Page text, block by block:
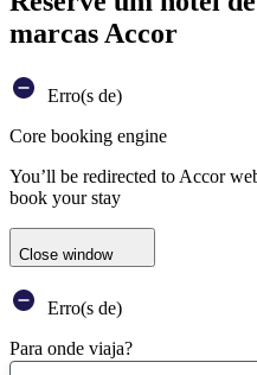
marcas Accor
Erro(s de)
Core booking engine
You’ll be redirected to Accor
book your stay
Close window
Erro(s de)
Para onde viaja?